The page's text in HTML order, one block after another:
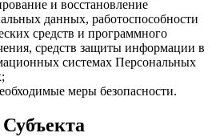
и восстановление
данных, работоспособности
средств и программного
средств защиты информации в
системах Персональных
меры безопасности.